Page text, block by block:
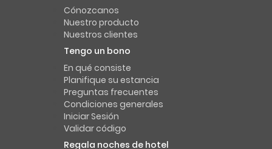
Cónozcanos
Nuestro producto
Nuestros clientes
Tengo un bono
En qué consiste
Planifique su estancia
Preguntas frecuentes
Condiciones generales
Iniciar Sesión
Validar código
Regala noches de hotel